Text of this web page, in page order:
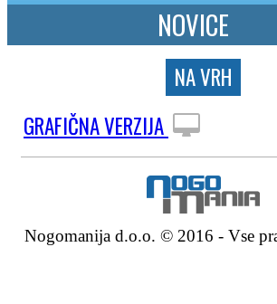
NOVICE
NA VRH
GRAFIČNA VERZIJA
Nogomanija d.o.o. © 2016 - Vse